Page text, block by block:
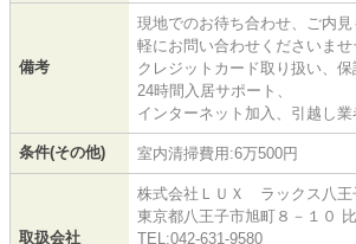
備考
現地でのお待ち合わせ、ご内
軽にお問い合わせくださいま
クレジットカード取り扱い、保
24時間入居サポート、
インターネット加入、引越し業
条件(その他) 室内清掃費用:6万500円
取扱会社
株式会社ＬＵＸ ラックス八王
東京都八王子市旭町８－１０
TEL:042-631-9580